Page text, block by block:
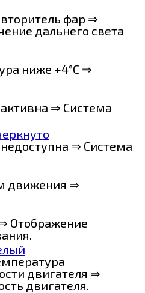
фар ⇒
дальнего света
ниже +4°C ⇒
⇒ Система
⇒ Система
движения ⇒
Отображение
двигателя ⇒
двигателя.